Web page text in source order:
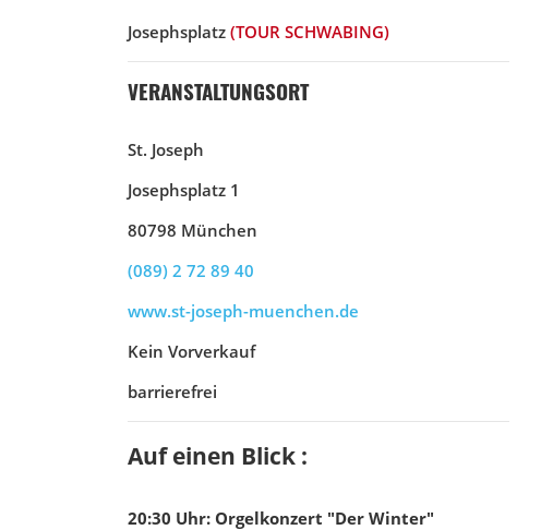
Josephsplatz (TOUR SCHWABING)
VERANSTALTUNGSORT
St. Joseph
Josephsplatz 1
80798 München
(089) 2 72 89 40
www.st-joseph-muenchen.de
Kein Vorverkauf
barrierefrei
Auf einen Blick :
20:30 Uhr: Orgelkonzert "Der Winter"